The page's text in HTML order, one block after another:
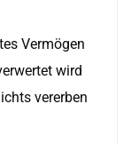
Vermögen
wird
vererben